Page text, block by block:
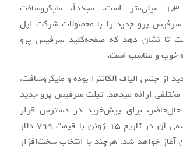
کلیدها، اکنون ۱٫۳ میلی‌متر است. مجدداً، مایکروسافت
پرو جدید را با محصولات شرکت اپل
تا نشان دهد که صفحه‌کلید سرفیس پرو
خوب و مناسب است.
از جنس الیاف آلکانترا بوده و مایکروسافت،
آن‌را در رنگ‌های مختلفی ارائه می‎دهد. تبلت سرفیس پرو جدید
حال‌حاضر، برای پیش‌خرید در دسترس قرار
دارد و عرضه رسمی آن در تاریخ ۱۵ ژوئن با قیمت ۷۹۹ دلار
آغاز خواهد شد. هرچند با انتخاب سخت‌افزار